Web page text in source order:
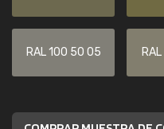
RAL 100 50 05